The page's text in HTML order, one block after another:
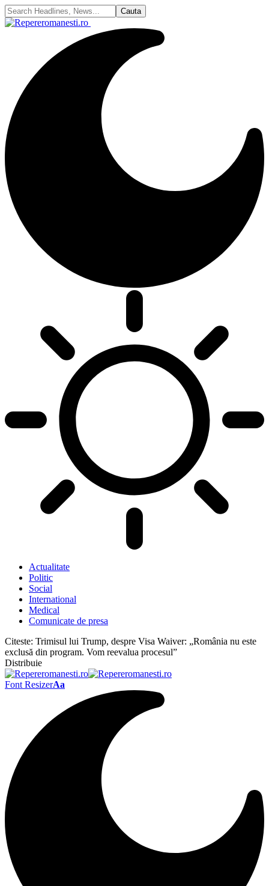
Actualitate
Politic
Social
International
Medical
Comunicate de presa
Citeste: Trimisul lui Trump, despre Visa Waiver: „România nu este
exclusă din program. Vom reevalua procesul”
Distribuie
Font ResizerAa